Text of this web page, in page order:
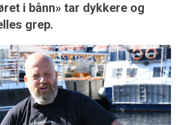
i bånn» tar dykkere og
grep.